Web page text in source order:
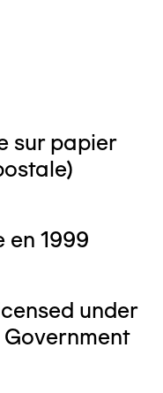
sur papier
en 1999
under